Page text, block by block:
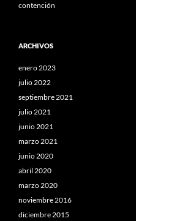
contención
ARCHIVOS
enero 2023
julio 2022
septiembre 2021
julio 2021
junio 2021
marzo 2021
junio 2020
abril 2020
marzo 2020
noviembre 2016
diciembre 2015